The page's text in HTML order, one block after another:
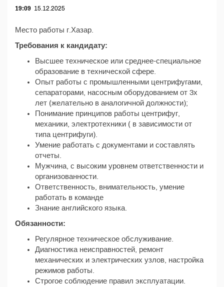
19:09 15.12.2025
Место работы г.Хазар.
Требования к кандидату:
Высшее техническое или среднее-специальное
образование в технической сфере.
Опыт работы с промышленными центрифугами,
сепараторами, насосным оборудованием от 3х
лет (желательно в аналогичной должности);
Понимание принципов работы центрифуг,
механики, электротехники ( в зависимости от
типа центрифуги).
Умение работать с документами и составлять
отчеты.
Мужчина, с высоким уровнем ответственности и
организованности.
Ответственность, внимательность, умение
работать в команде
Знание английского языка.
Обязанности:
Регулярное техническое обслуживание.
Диагностика неисправностей, ремонт
механических и электрических узлов, настройка
режимов работы.
Строгое соблюдение правил эксплуатации.